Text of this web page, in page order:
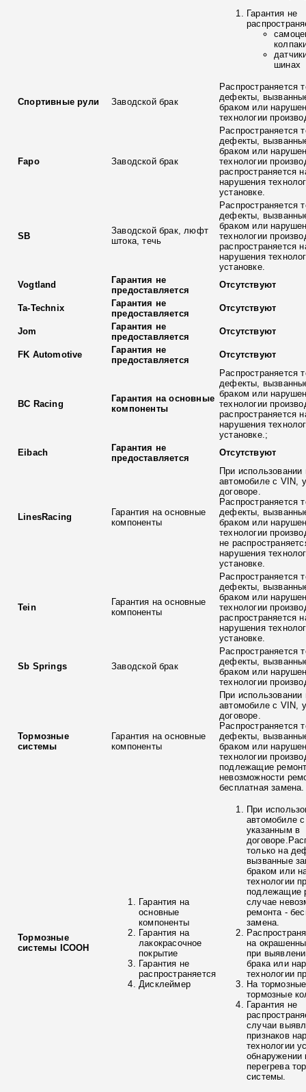
Гарантия не
шинах
Спортивные рули Заводской брак
Распространяется
дефекты,
браком или
технологии
Fapo Заводской брак
Распространяется
дефекты,
браком или
технологии
распространяется
нарушения
установке.
SB
Заводской брак, люфт
штока, течь
Распространяется
дефекты,
браком или
технологии
распространяется
нарушения
установке.
Vogtland
Гарантия не
предоставляется
Отсутствуют
Ta-Technix
Гарантия не
предоставляется
Отсутствуют
Jom
Гарантия не
предоставляется
Отсутствуют
FK Automotive
Гарантия не
предоставляется
Отсутствуют
BC Racing
Гарантия на основные
компоненты
Распространяется
дефекты,
браком или
технологии
распространяется
нарушения
установке.;
Eibach
Гарантия не
предоставляется
Отсутствуют
LinesRacing
Гарантия на основные
компоненты
При использовании
автомобиле с VIN,
договоре.
Распространяется
дефекты,
браком или
технологии
не
нарушения
установке.
Tein
Гарантия на основные
компоненты
Распространяется
дефекты,
браком или
технологии
распространяется
нарушения
установке.
Sb Springs Заводской брак
Распространяется
дефекты,
браком или
технологии
Тормозные
системы
Гарантия на основные
компоненты
При использовании
автомобиле с VIN,
договоре.
Распространяется
дефекты,
браком или
технологии
подлежащие
невозможности
бесплатная замена.
Тормозные
системы ICOOH
Гарантия на
основные
компоненты
Гарантия на
лакокрасочное
покрытие
Гарантия не
распространяется
Дисклеймер
При
автомобиле
указанным в
только на
вызванные
браком или
технологии
подлежащие
случае
ремонта -
замена.
на
при
брака или
технологии
На
тормозные
Гарантия не
случаи
признаков
технологии
обнаружении
перегрева
системы.